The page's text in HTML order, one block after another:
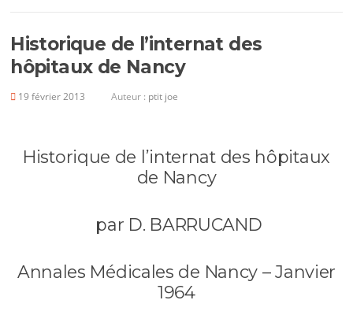
Historique de l’internat des
hôpitaux de Nancy
19 février 2013 Auteur : ptit joe
Historique de l’internat des hôpitaux
de Nancy
par D. BARRUCAND
Annales Médicales de Nancy – Janvier
1964